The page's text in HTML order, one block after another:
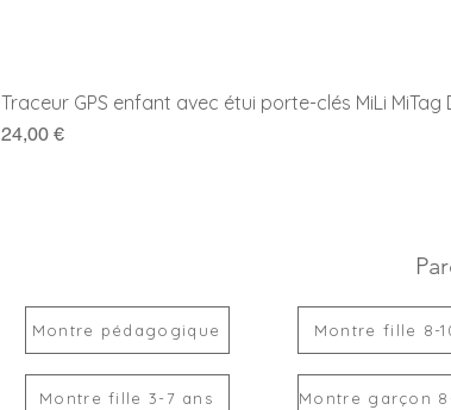
Traceur GPS enfant avec étui porte-clés MiLi
Prix
24,00 €
Montre pédagogique
Montre fille 3-7 ans
Montre fille 8-
Montre garçon